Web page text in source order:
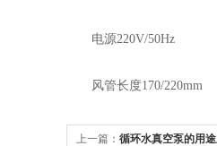
电源220V/50Hz
风管长度170/220mm
上一篇： 循环水真空泵的用